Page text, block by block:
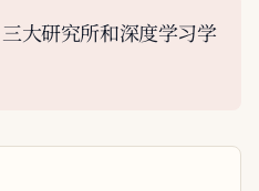
大研究所和深度学习学